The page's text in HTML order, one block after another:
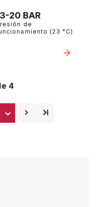
20 BAR
de
(23 °C)
4
Siguiente
⌃
Última
⌅